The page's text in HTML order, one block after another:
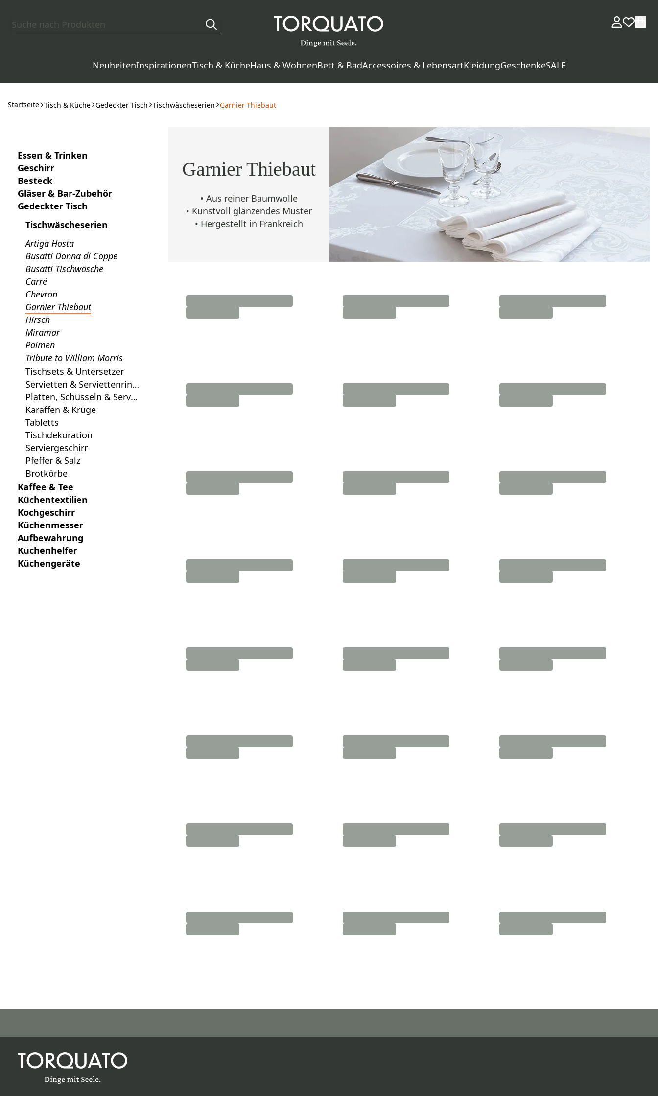
NeuheitenInspirationenTisch & KücheHaus & WohnenBett & BadAccessoires & LebensartKleidungGeschenkeSALE
Startseite Tisch & Küche Gedeckter Tisch Tischwäscheserien Garnier Thiebaut
Essen & Trinken
Geschirr
Besteck
Gläser & Bar-Zubehör
Gedeckter Tisch
Tischwäscheserien
Artiga Hosta
Busatti Donna di Coppe
Busatti Tischwäsche
Carré
Chevron
Garnier Thiebaut
Hirsch
Miramar
Palmen
Tribute to William Morris
Tischsets & Untersetzer
Servietten & Serviettenring
e
Platten, Schüsseln & Servie
rbretter
Karaffen & Krüge
Tabletts
Tischdekoration
Serviergeschirr
Pfeffer & Salz
Brotkörbe
Kaffee & Tee
Küchentextilien
Kochgeschirr
Küchenmesser
Aufbewahrung
Küchenhelfer
Küchengeräte
Garnier Thiebaut
• Aus reiner Baumwolle
• Kunstvoll glänzendes Muster
• Hergestellt in Frankreich